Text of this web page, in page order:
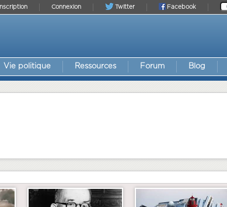
Facebook
Twitter
Connexion
Inscription
Vie politique Ressources Forum Blog